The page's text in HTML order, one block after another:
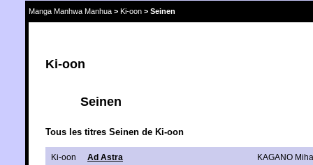
Manga Manhwa Manhua > Ki-oon > Seinen
Ki-oon
Seinen
Tous les titres Seinen de Ki-oon
Ki-oon Ad Astra
KAGANO